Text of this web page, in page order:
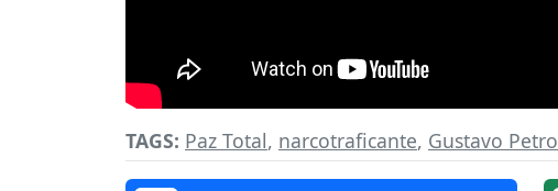
TAGS: Paz Total, narcotraficante, Gustavo Petro